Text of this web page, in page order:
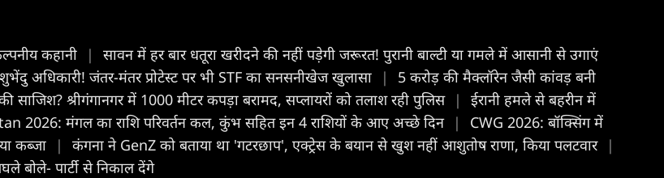
कहानी |
सावन में हर बार धतूरा खरीदने की नहीं पड़ेगी जरूरत! पुरानी बाल्टी या गमले में आसानी से उगाएं
अधिकारी! जंतर-मंतर प्रोटेस्ट पर भी STF का सनसनीखेज खुलासा |
5 करोड़ की मैक्लॉरेन जैसी कांवड़ बनी
साजिश? श्रीगंगानगर में 1000 मीटर कपड़ा बरामद, सप्लायरों को तलाश रही पुलिस |
ईरानी हमले से बहरीन में
2026: मंगल का राशि परिवर्तन कल, कुंभ सहित इन 4 राशियों के आए अच्छे दिन |
CWG 2026: बॉक्सिंग में
कब्जा
| कंगना ने GenZ को बताया था 'गटरछाप', एक्ट्रेस के बयान से खुश नहीं आशुतोष राणा, किया पलटवार |
बोले- पार्टी से निकाल देंगे